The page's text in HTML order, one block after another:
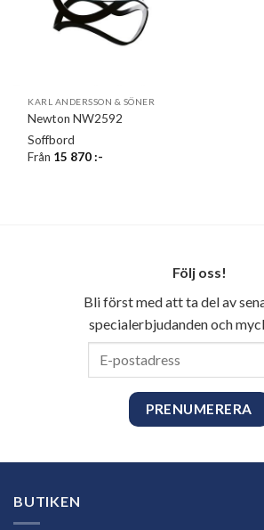
KARL ANDERSSON & SÖNER
Newton NW2592
Soffbord
Från 15 870:-
Följ oss!
Bli först med att ta del av
specialerbjudanden och
BUTIKEN